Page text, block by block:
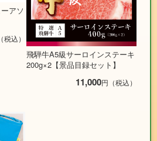
アソ
税込）
飛騨牛A5級サーロインステーキ
200g×2【景品目録セット】
11,000円（税込）